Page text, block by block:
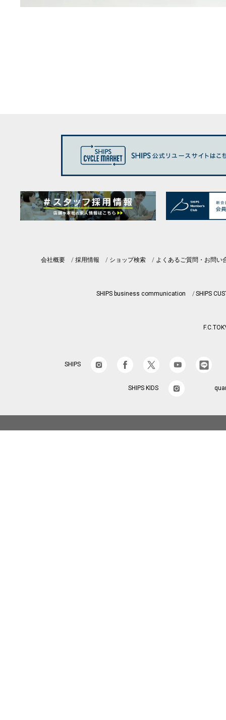
会社概要 採用情報 ショップ検索 よくあるご質問・お問い
SHIPS business communication SHIPS
SHIPS
SHIPS KIDS